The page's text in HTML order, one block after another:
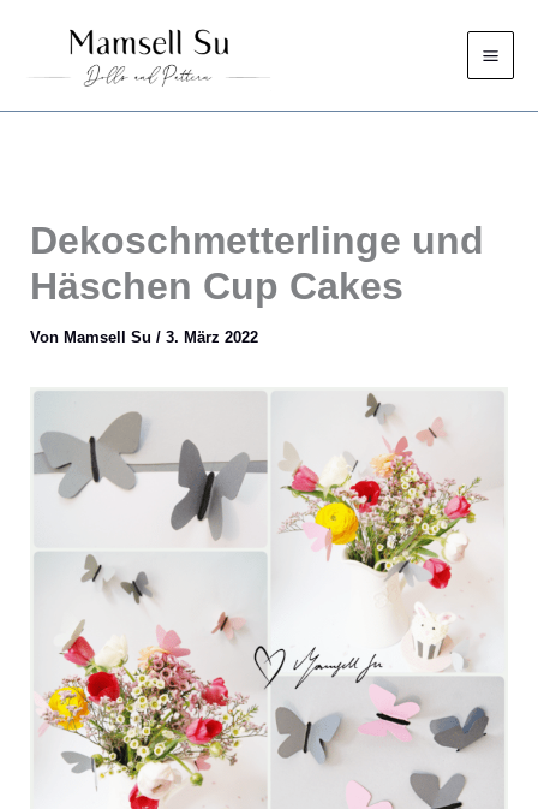
springen
Dekoschmetterlinge und
Häschen Cup Cakes
Von Mamsell Su / 3. März 2022